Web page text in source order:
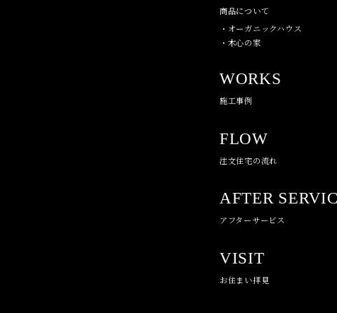
商品について
・オーガニックハウス
・木心の家
WORKS
施工事例
FLOW
注文住宅の流れ
AFTER
アフターサービス
VISIT
お住まい拝見